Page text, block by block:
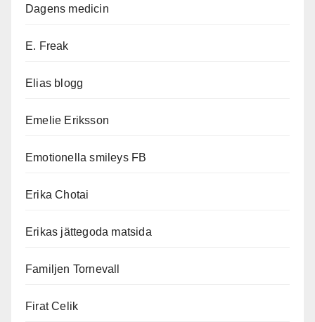
Dagens medicin
E. Freak
Elias blogg
Emelie Eriksson
Emotionella smileys FB
Erika Chotai
Erikas jättegoda matsida
Familjen Tornevall
Firat Celik